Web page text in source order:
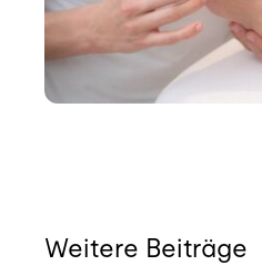
Weitere Beiträge